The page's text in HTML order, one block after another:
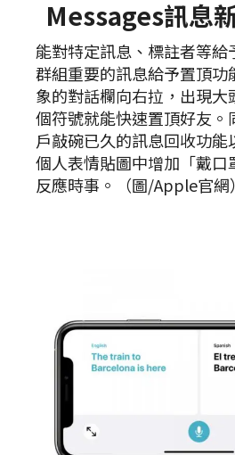
Messages訊息
能對特定訊息、標註者等給
群組重要的訊息給予置頂功
象的對話欄向右拉，出現
個符號就能快速置頂好友。
戶敲碗已久的訊息回收功
個人表情貼圖中增加「戴口
反應時事。（圖/Apple官網）